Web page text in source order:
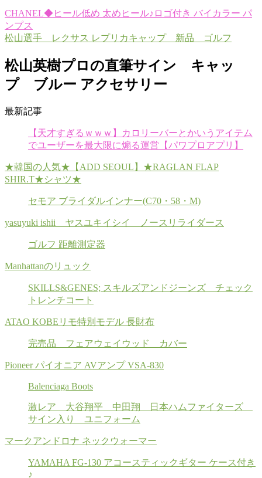
CHANEL◆ヒール低め 太めヒール♪ロゴ付き バイカラー パ
ンプス
松山選手 レクサス レプリカキャップ 新品 ゴルフ
松山英樹プロの直筆サイン キャッ
プ ブルー アクセサリー
最新記事
【天才すぎるｗｗｗ】カロリーバーとかいうアイテム
でユーザーを最大限に煽る運営【パワプロアプリ】
★韓国の人気★【ADD SEOUL】★RAGLAN FLAP
SHIR.T★シャツ★
セモア ブライダルインナー(C70・58・M)
yasuyuki ishii ヤスユキイシイ ノースリライダース
ゴルフ 距離測定器
Manhattanのリュック
SKILLS&GENES; スキルズアンドジーンズ チェック
トレンチコート
ATAO KOBEリモ特別モデル 長財布
完売品 フェアウェイウッド カバー
Pioneer パイオニア AVアンプ VSA-830
Balenciaga Boots
激レア 大谷翔平 中田翔 日本ハムファイターズ
サイン入り ユニフォーム
マークアンドロナ ネックウォーマー
YAMAHA FG-130 アコースティックギター ケース付き
♪